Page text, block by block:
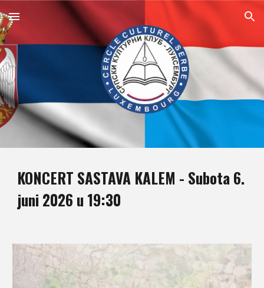
Skip to main content Skip to navigation
KONCERT SASTAVA KALEM - Subota 6.
juni 2026 u 19:30